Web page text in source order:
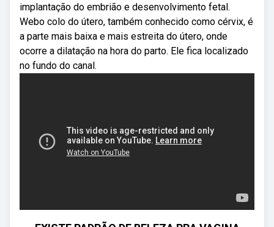
implantação do embrião e desenvolvimento fetal.
Webo colo do útero, também conhecido como cérvix, é
a parte mais baixa e mais estreita do útero, onde
ocorre a dilatação na hora do parto. Ele fica localizado
no fundo do canal.